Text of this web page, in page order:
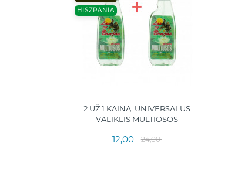
HISZPANIA
2 UŽ 1 KAINĄ. UNIVERSALUS
VALIKLIS MULTIOSOS
12,00 24,00